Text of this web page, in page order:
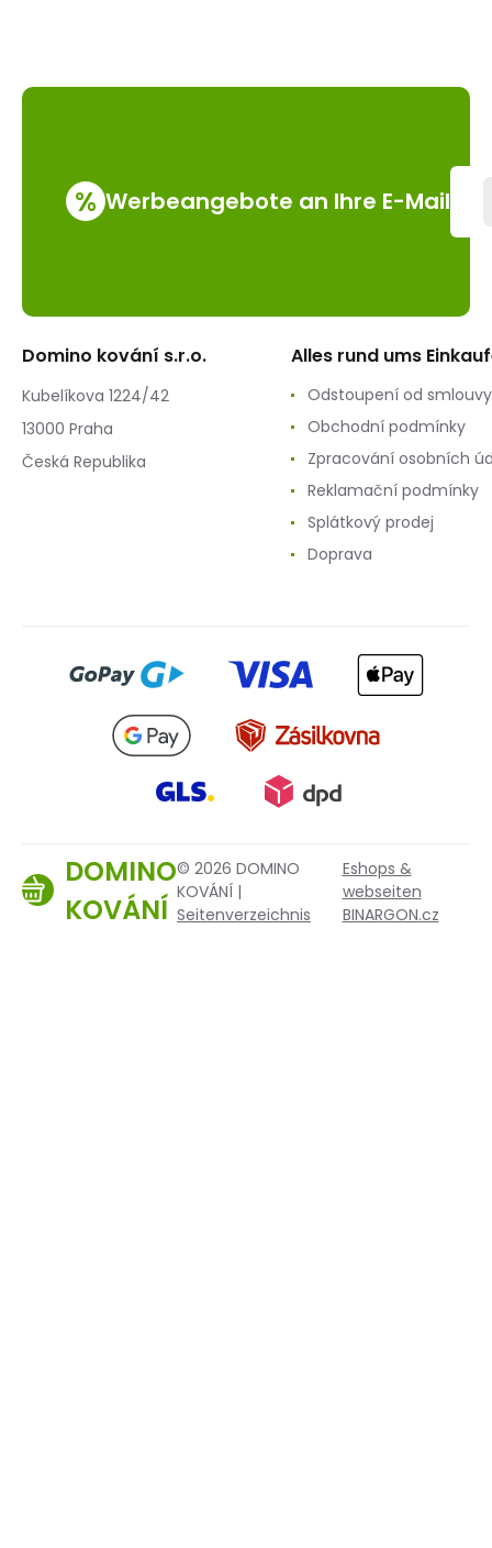
% Werbeangebote an Ihre E-Mail
Domino kování s.r.o.
Kubelíkova 1224/42
13000 Praha
Česká Republika
Alles rund ums
Odstoupení od smlouvy
Obchodní podmínky
Zpracování osobních
Reklamační podmínky
Splátkový prodej
Doprava
DOMINO
KOVÁNÍ
© 2026 DOMINO
KOVÁNÍ |
Seitenverzeichnis
Eshops &
webseiten
BINARGON.cz